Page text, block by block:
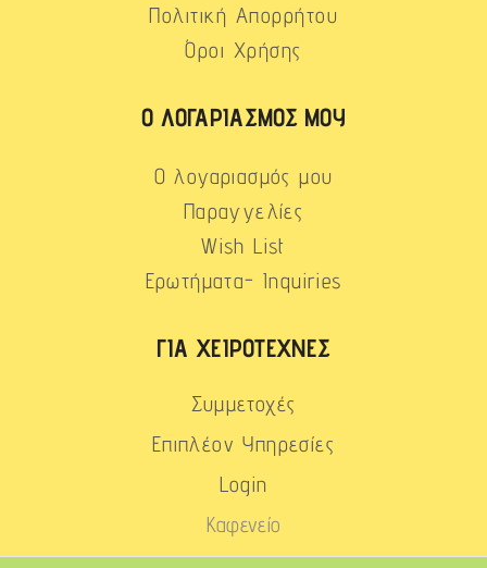
Πολιτική Απορρήτου
Όροι Χρήσης
Ο ΛΟΓΑΡΙΑΣΜΌΣ ΜΟΥ
Ο λογαριασμός μου
Παραγγελίες
Wish List
Ερωτήματα- Inquiries
ΓΙΑ ΧΕΙΡΟΤΈΧΝΕΣ
Συμμετοχές
Επιπλέον Υπηρεσίες
Login
Καφενείο